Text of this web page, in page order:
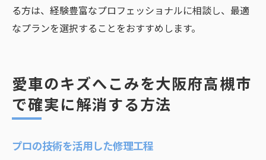
る方は、経験豊富なプロフェッショナルに相談し、最適
なプランを選択することをおすすめします。
愛車のキズへこみを大阪府高槻市
で確実に解消する方法
プロの技術を活用した修理工程